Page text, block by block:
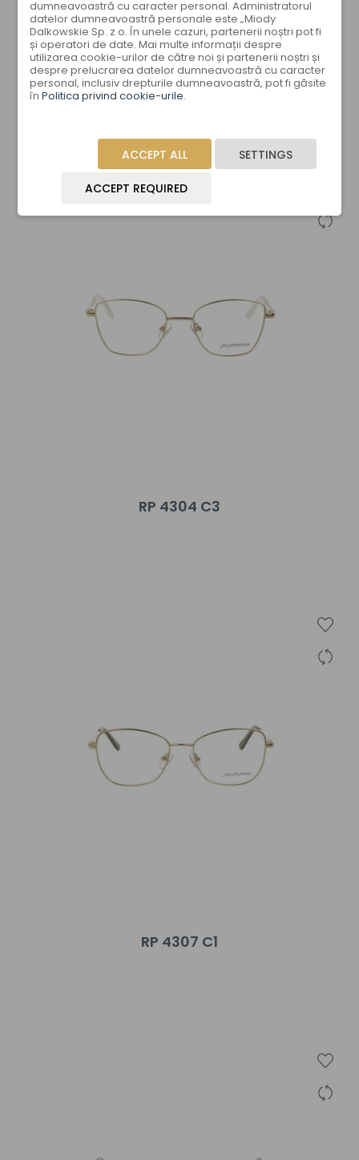
RP 4304 C2
RP 4304 C3
RP 4307 C1
dumneavoastră cu caracter personal. Administratorul
datelor dumneavoastră personale este „Miody
Dalkowskie Sp. z o. În unele cazuri, partenerii noștri pot fi
și operatori de date. Mai multe informații despre
utilizarea cookie-urilor de către noi și partenerii noștri și
despre prelucrarea datelor dumneavoastră cu caracter
personal, inclusiv drepturile dumneavoastră, pot fi găsite
înPolitica privind cookie-urile.
SETTINGS
ACCEPT ALL
ACCEPT REQUIRED